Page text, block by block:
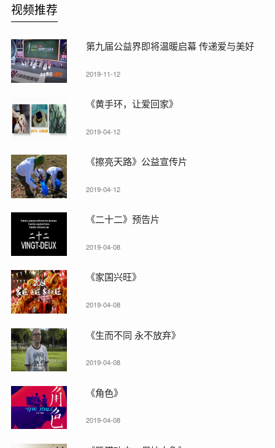
视频推荐
第九届公益界即将温暖启幕 传递爱与美好
2019-11-12
《黄手环，让爱回家》
2019-04-12
《擦亮天路》公益宣传片
2019-04-12
《二十二》预告片
2019-04-08
《家国兴旺》
2019-04-08
《生而不同 永不放弃》
2019-04-08
《角色》
2019-04-08